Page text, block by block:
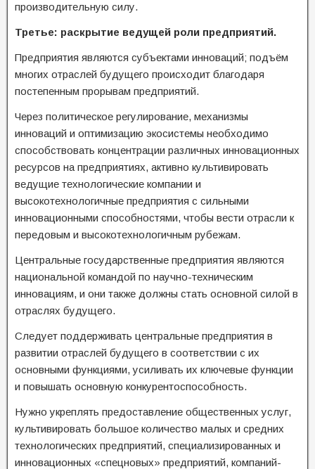
производительную силу.
Третье: раскрытие ведущей роли предприятий.
Предприятия являются субъектами инноваций; подъём
многих отраслей будущего происходит благодаря
постепенным прорывам предприятий.
Через политическое регулирование, механизмы
инноваций и оптимизацию экосистемы необходимо
способствовать концентрации различных инновационных
ресурсов на предприятиях, активно культивировать
ведущие технологические компании и
высокотехнологичные предприятия с сильными
инновационными способностями, чтобы вести отрасли к
передовым и высокотехнологичным рубежам.
Центральные государственные предприятия являются
национальной командой по научно-техническим
инновациям, и они также должны стать основной силой в
отраслях будущего.
Следует поддерживать центральные предприятия в
развитии отраслей будущего в соответствии с их
основными функциями, усиливать их ключевые функции
и повышать основную конкурентоспособность.
Нужно укреплять предоставление общественных услуг,
культивировать большое количество малых и средних
технологических предприятий, специализированных и
инновационных «спецновых» предприятий, компаний-